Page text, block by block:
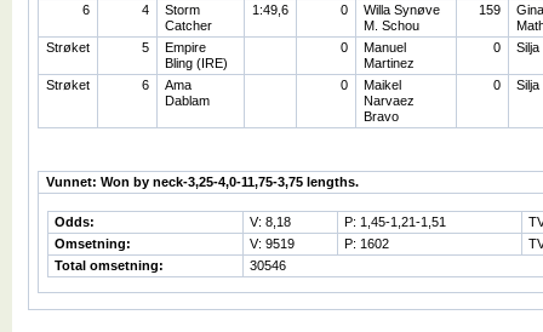
6
4
Storm
Catcher
1:49,6 0
Willa Synøve
M. Schou
159
Gina
Strøket
5
Empire
Bling (IRE)
0
Manuel
Martinez
0
Strøket 6
Ama
Dablam
0
Maikel
Narvaez
Bravo
0
Vunnet: Won by neck-3,25-4,0-11,75-3,75 lengths.
Odds: V: 8,18 P: 1,45-1,21-1,51
Omsetning:
V: 9519 P: 1602
Total omsetning:
30546